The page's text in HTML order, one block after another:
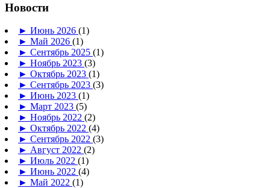
Новости
► Июнь 2026 (1)
► Май 2026 (1)
► Сентябрь 2025 (1)
► Ноябрь 2023 (3)
► Октябрь 2023 (1)
► Сентябрь 2023 (3)
► Июнь 2023 (1)
► Март 2023 (5)
► Ноябрь 2022 (2)
► Октябрь 2022 (4)
► Сентябрь 2022 (3)
► Август 2022 (2)
► Июль 2022 (1)
► Июнь 2022 (4)
► Май 2022 (1)